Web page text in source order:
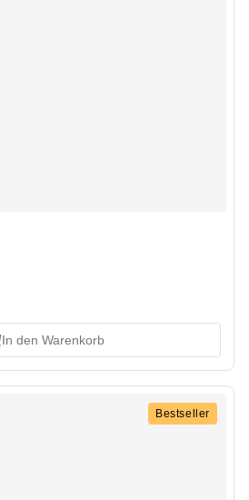
In den Warenkorb
Bestseller